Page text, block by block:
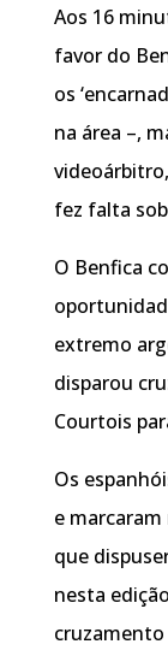
Aos 16
favor do
os
na área –,
fez falta
O Benfica
extremo
disparou
Courtois
Os
e
que
nesta